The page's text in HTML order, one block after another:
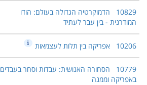
10829 הדמוקרטיה הגדולה בעולם: הודו
המודרנית - בין עבר לעתיד
10206 אפריקה בין תלות לעצמאות
10779 הסחורה האנושית: עבדות וסחר בעבדים
באפריקה וממנה